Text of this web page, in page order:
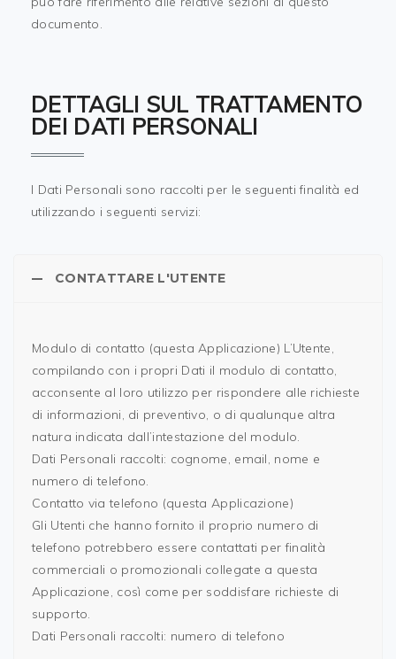
documento.
DETTAGLI SUL TRATTAMENTO
DEI DATI PERSONALI
I Dati Personali sono raccolti per le seguenti finalità ed
utilizzando i seguenti servizi:
CONTATTARE L'UTENTE
Modulo di contatto (questa Applicazione) L’Utente,
compilando con i propri Dati il modulo di contatto,
acconsente al loro utilizzo per rispondere alle richieste
di informazioni, di preventivo, o di qualunque altra
natura indicata dall’intestazione del modulo.
Dati Personali raccolti: cognome, email, nome e
numero di telefono.
Contatto via telefono (questa Applicazione)
Gli Utenti che hanno fornito il proprio numero di
telefono potrebbero essere contattati per finalità
commerciali o promozionali collegate a questa
Applicazione, così come per soddisfare richieste di
supporto.
Dati Personali raccolti: numero di telefono